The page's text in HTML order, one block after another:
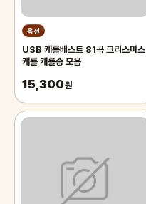
옥션
USB 캐롤베스트 81곡 크리스마스
캐롤 캐롤송 모음
15,300원